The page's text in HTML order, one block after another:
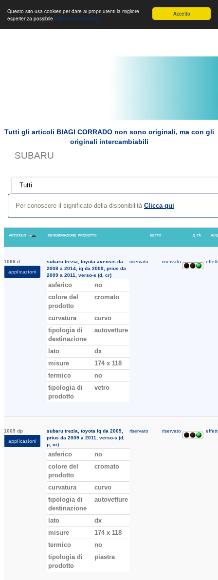
Accetto
Questo sito usa cookies per dare ai propri utenti la migliore
esperienza possibile Ulteriori informazioni
Toggle
navigation
Toggle
navigation
Toggle
Biagi Corrado s.r.l.
Tutti gli articoli BIAGI CORRADO non sono originali, ma con gli
originali intercambiabili
SUBARU
Per conoscere il significato della disponibilità Clicca qui
articolo denominazione prodotto netto q.tà
1069 d
applicazioni
subaru trezia, toyota avensis da
2008 a 2014, iq da 2009, prius da
2009 a 2011, verso-s (d, cr)
asferico
no
colore del
prodotto
cromato
curvatura
curvo
tipologia di
destinazione
autovetture
lato
dx
misure
174 x 118
termico
no
tipologia di
prodotto
vetro
riservato riservato
1069 dp
applicazioni
subaru trezia, toyota iq da 2009,
prius da 2009 a 2011, verso-s (d,
p, cr)
asferico
no
colore del
prodotto
cromato
curvatura
curvo
tipologia di
destinazione
autovetture
lato
dx
misure
174 x 118
termico
no
tipologia di
prodotto
piastra
riservato riservato